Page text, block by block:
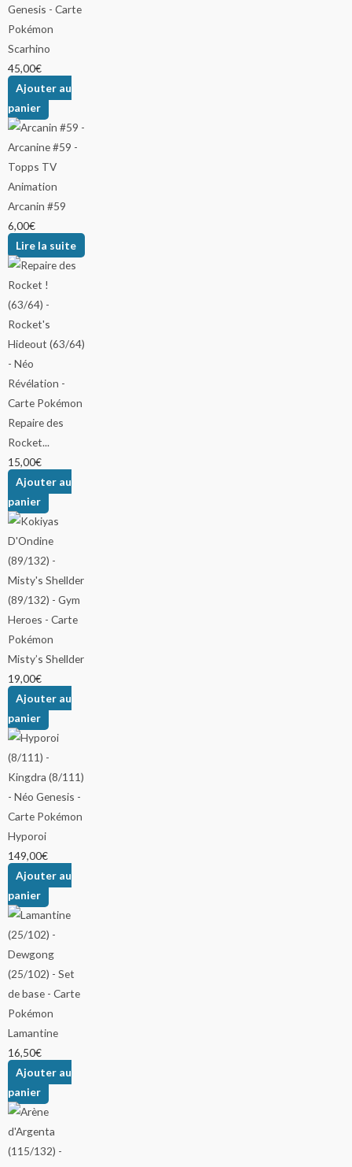
Scarhino
45,00€
Ajouter au
panier
Arcanin #59
6,00€
Lire la suite
Repaire des
Rocket...
15,00€
Ajouter au
panier
Misty’s Shellder
19,00€
Ajouter au
panier
Hyporoi
149,00€
Ajouter au
panier
Lamantine
16,50€
Ajouter au
panier